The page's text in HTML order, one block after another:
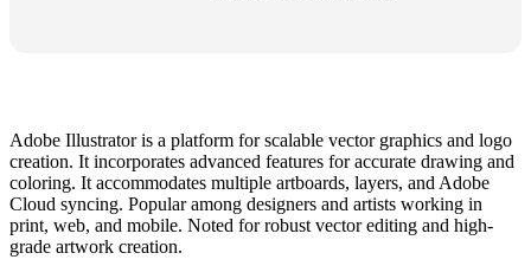
Adobe Illustrator is a platform for scalable vector graphics and logo
creation. It incorporates advanced features for accurate drawing and
coloring. It accommodates multiple artboards, layers, and Adobe
Cloud syncing. Popular among designers and artists working in
print, web, and mobile. Noted for robust vector editing and high-
grade artwork creation.